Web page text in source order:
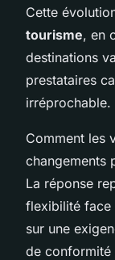
Cette
tourisme, en
destinations
prestataires
irréprochable.
Comment les
changements
La réponse
flexibilité face
sur une
de conformité